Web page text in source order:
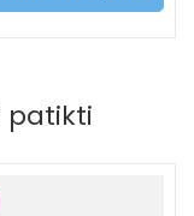
patikti